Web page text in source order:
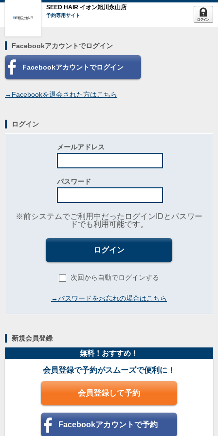
SEED HAIR イオン旭川永山店
予約専用サイト
Facebookアカウントでログイン
Facebookアカウントでログイン
→Facebookを退会された方はこちら
ログイン
メールアドレス
パスワード
※前システムでご利用中だったログインIDとパスワー
ドでも利用可能です。
ログイン
次回から自動でログインする
→パスワードをお忘れの場合はこちら
新規会員登録
無料！おすすめ！
会員登録で予約がスムーズで便利に！
会員登録して予約
Facebookアカウントで予約